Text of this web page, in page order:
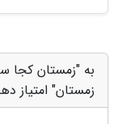
به "زمستان کجا
زمستان" امتیاز